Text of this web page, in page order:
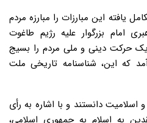
یافته این مبارزات را مبارزه مردم
امام بزرگوار علیه رژیم طاغوت
یک حرکت دینی و ملی مردم را بسیج
که این، شناسنامه تاریخی ملت
دانستند و با اشاره به رأی
به اسلام به جمهوری اسلامی،